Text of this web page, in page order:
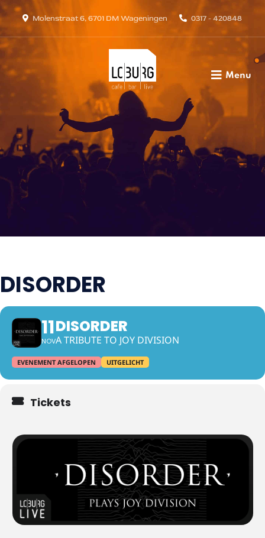
Molenstraat 6, 6701 DM Wageningen 0317 - 420848
Menu
DISORDER
11
NOV
DISORDER
A TRIBUTE TO JOY DIVISION
EVENEMENT AFGELOPEN UITGELICHT
Tickets